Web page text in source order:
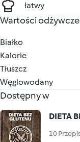
łatwy
Wartości odżywcze
Białko
Kalorie
Tłuszcz
Węglowodany
Dostępny w
DIETA
10